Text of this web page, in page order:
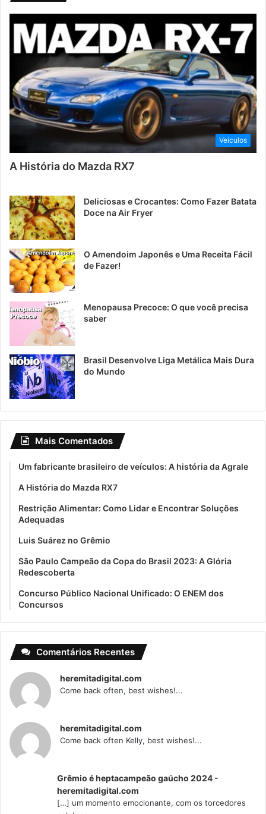
Veículos
A História do Mazda RX7
Deliciosas e Crocantes: Como Fazer Batata
Doce na Air Fryer
O Amendoim Japonês e Uma Receita Fácil
de Fazer!
Menopausa Precoce: O que você precisa
saber
Brasil Desenvolve Liga Metálica Mais Dura
do Mundo
Mais Comentados
Um fabricante brasileiro de veículos: A história da Agrale
A História do Mazda RX7
Restrição Alimentar: Como Lidar e Encontrar Soluções
Adequadas
Luis Suárez no Grêmio
São Paulo Campeão da Copa do Brasil 2023: A Glória
Redescoberta
Concurso Público Nacional Unificado: O ENEM dos
Concursos
Comentários Recentes
heremitadigital.com
Come back often, best wishes!...
heremitadigital.com
Come back often Kelly, best wishes!...
Grêmio é heptacampeão gaúcho 2024 -
heremitadigital.com
[…] um momento emocionante, com os torcedores